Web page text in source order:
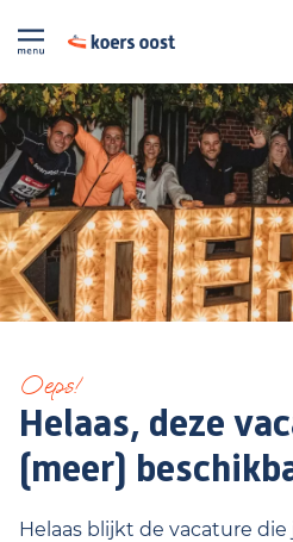
Oeps!
Helaas, deze
(meer)
Helaas blijkt de vacature